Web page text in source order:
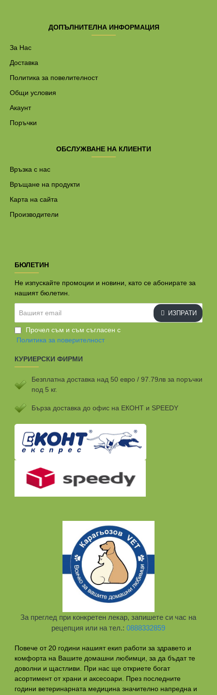
ДОПЪЛНИТЕЛНА ИНФОРМАЦИЯ
За Нас
Доставка
Политика за повелителност
Общи условия
Акаунт
Поръчки
ОБСЛУЖВАНЕ НА КЛИЕНТИ
Връзка с нас
Връщане на продукти
Карта на сайта
Производители
БЮЛЕТИН
Не изпускайте промоции и новини, като се абонирате за
нашият бюлетин.
email
ИЗПРАТИ
Прочел съм и съм съгласен с
Политика за поверителност
КУРИЕРСКИ ФИРМИ
Безплатна доставка над 50 евро / 97.79лв за поръчки
под 5 кг.
Бързa доставка до офис на ЕКОНТ и SPEEDY
За преглед при конкретен лекар, запишете си час на
рецепция или на тел.:0888332859
Повече от 20 години нашият екип работи за здравето и
комфорта на Вашите домашни любимци, за да бъдат те
доволни и щастливи. При нас ще откриете богат
асортимент от храни и аксесоари. През последните
години ветеринарната медицина значително напредна и